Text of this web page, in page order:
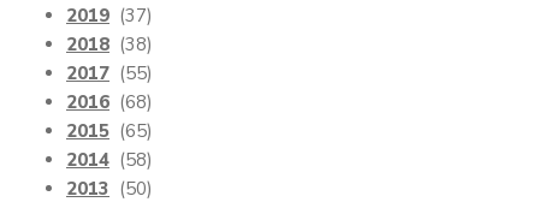
2019 (37)
2018 (38)
2017 (55)
2016 (68)
2015 (65)
2014 (58)
2013 (50)